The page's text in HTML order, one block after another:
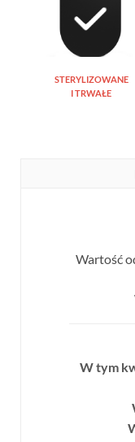
STERYLIZOWANE
I TRWAŁE
Wartość
W tym